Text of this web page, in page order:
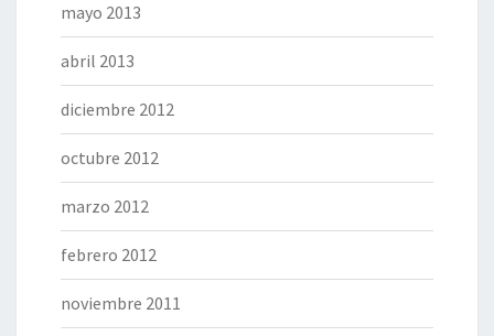
mayo 2013
abril 2013
diciembre 2012
octubre 2012
marzo 2012
febrero 2012
noviembre 2011